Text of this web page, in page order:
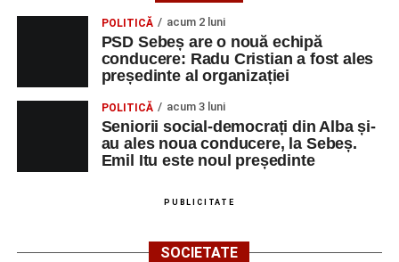
POLITICĂ acum 2 luni
PSD Sebeș are o nouă echipă
conducere: Radu Cristian a fost ales
președinte al organizației
POLITICĂ acum 3 luni
Seniorii social-democrați din Alba și-
au ales noua conducere, la Sebeș.
Emil Itu este noul președinte
PUBLICITATE
SOCIETATE